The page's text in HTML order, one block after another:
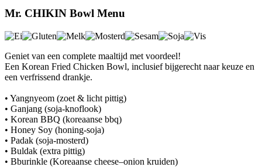
Mr. CHIKIN Bowl Menu
Geniet van een complete maaltijd met voordeel!
Een Korean Fried Chicken Bowl, inclusief bijgerecht naar keuze en
een verfrissend drankje.
• Yangnyeom (zoet & licht pittig)
• Ganjang (soja-knoflook)
• Korean BBQ (koreaanse bbq)
• Honey Soy (honing-soja)
• Padak (soja-mosterd)
• Buldak (extra pittig)
• Bburinkle (Koreaanse cheese–onion kruiden)